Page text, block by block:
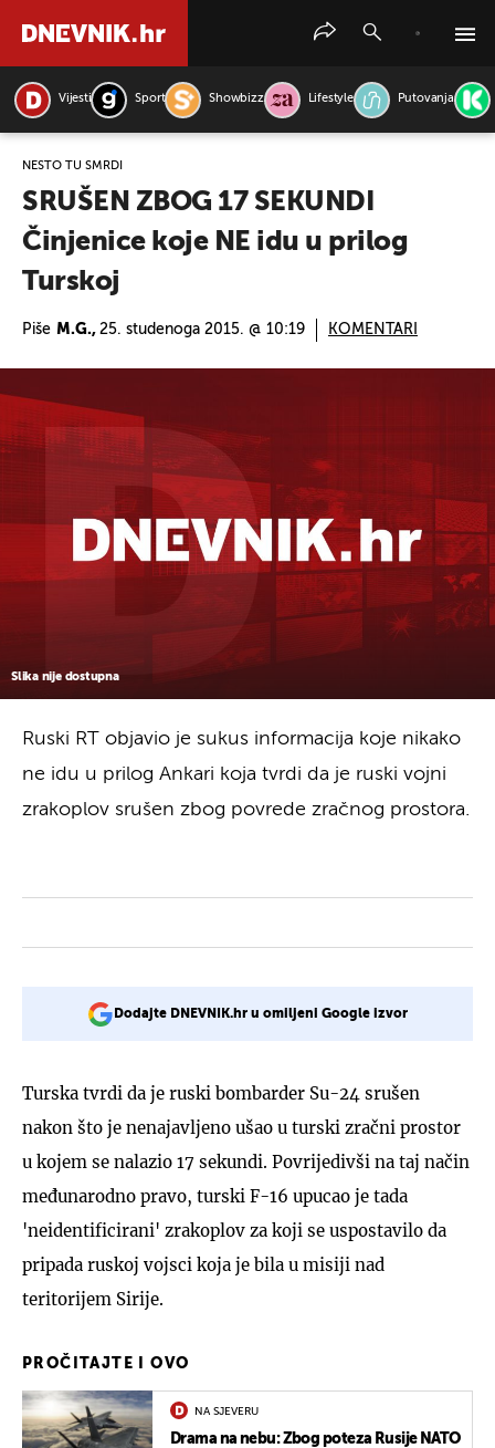
Vijesti Sport Showbizz Lifestyle Putovanja
NEŠTO TU SMRDI
SRUŠEN ZBOG 17 SEKUNDI
Činjenice koje NE idu u prilog
Turskoj
Piše M.G., 25. studenoga 2015. @ 10:19 KOMENTARI
Slika nije dostupna
Ruski RT objavio je sukus informacija koje nikako
ne idu u prilog Ankari koja tvrdi da je ruski vojni
zrakoplov srušen zbog povrede zračnog prostora.
Dodajte DNEVNIK.hr u omiljeni Google izvor
Turska tvrdi da je ruski bombarder Su-24 srušen
nakon što je nenajavljeno ušao u turski zračni prostor
u kojem se nalazio 17 sekundi. Povrijedivši na taj način
međunarodno pravo, turski F-16 upucao je tada
'neidentificirani' zrakoplov za koji se uspostavilo da
pripada ruskoj vojsci koja je bila u misiji nad
teritorijem Sirije.
PROČITAJTE I OVO
NA SJEVERU
Drama na nebu: Zbog poteza Rusije NATO
PRETRAŽITE VIJESTI